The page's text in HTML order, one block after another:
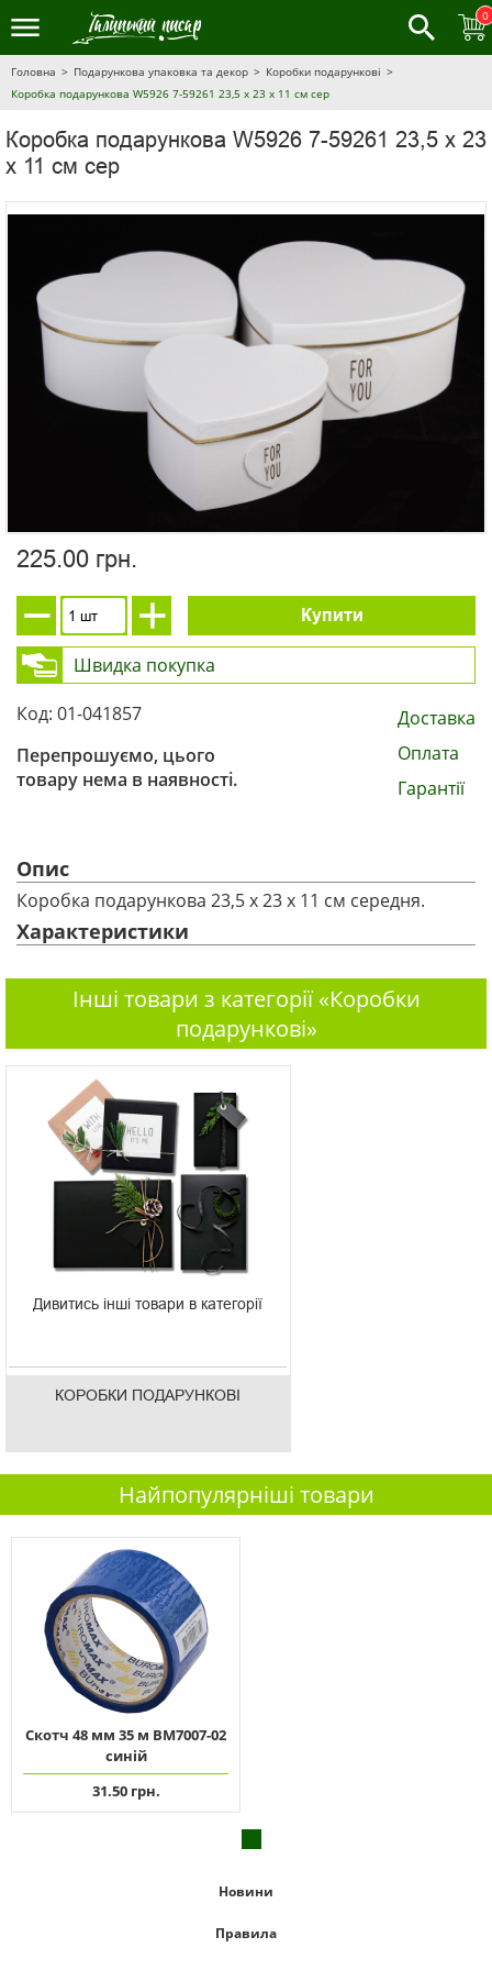
0
Головна Подарункова упаковка та декор
Коробки подарункові
Коробка подарункова W5926 7-59261 23,5 х 23 х 11 см сер
Коробка подарункова W5926 7-59261 23,5 х 23
х 11 см сер
225.00 грн.
Купити
Швидка покупка
Код: 01-041857
Перепрошуємо, цього
товару нема в наявності.
Доставка
Оплата
Гарантії
Опис
Коробка подарункова 23,5 х 23 х 11 см середня.
Характеристики
Інші товари з категорії «Коробки
подарункові»
Дивитись інші товари в категорії
КОРОБКИ ПОДАРУНКОВІ
Найпопулярніші товари
Скотч 48 мм 35 м ВМ7007-02
синій
31.50 грн.
Новини
Правила